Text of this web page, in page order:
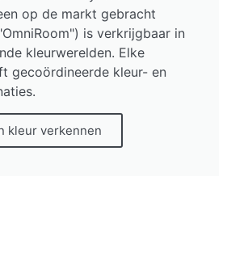
op de markt gebracht
is verkrijgbaar in
kleurwerelden. Elke
gecoördineerde kleur- en
kleur verkennen